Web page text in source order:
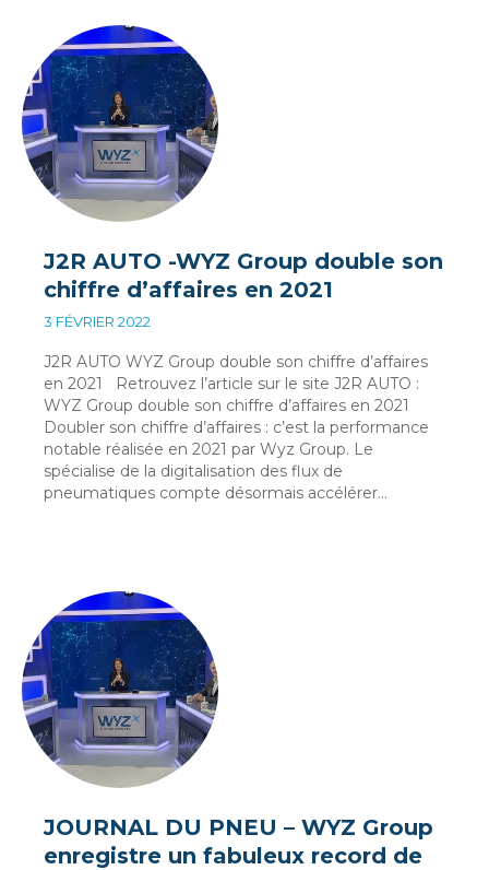
J2R AUTO -WYZ Group double son
chiffre d’affaires en 2021
3 FÉVRIER 2022
J2R AUTO WYZ Group double son chiffre d’affaires
en 2021 Retrouvez l’article sur le site J2R AUTO :
WYZ Group double son chiffre d’affaires en 2021
Doubler son chiffre d’affaires : c’est la performance
notable réalisée en 2021 par Wyz Group. Le
spécialise de la digitalisation des flux de
pneumatiques compte désormais accélérer…
JOURNAL DU PNEU – WYZ Group
enregistre un fabuleux record de